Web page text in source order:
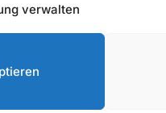
verwalten